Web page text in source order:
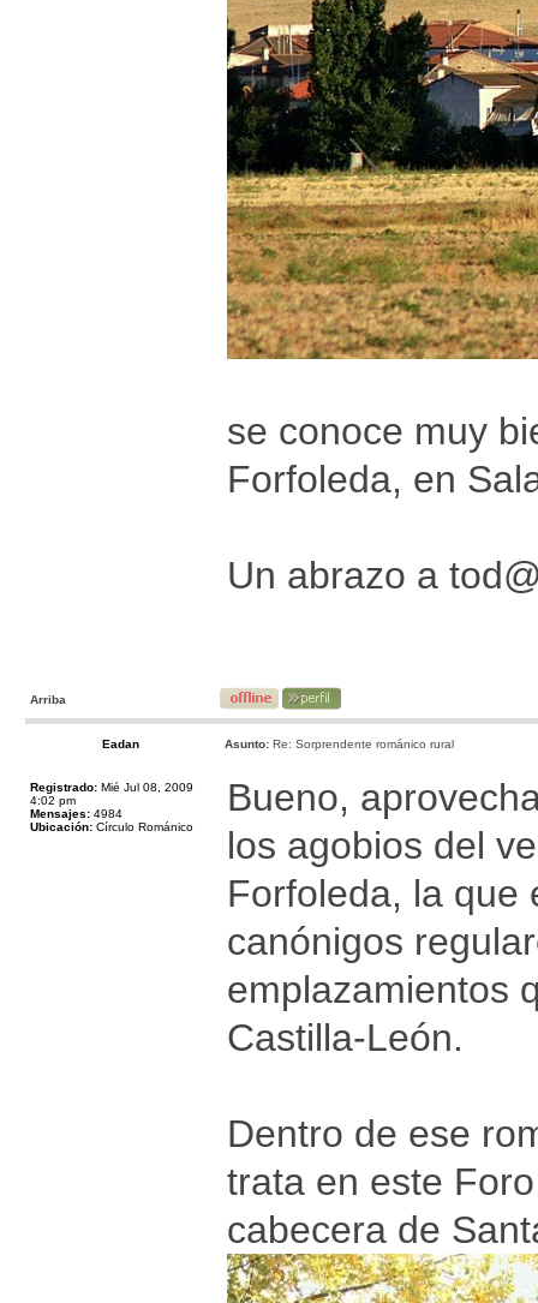
se conoce muy
Forfoleda, en
Un abrazo a
Arriba
Eadan Asunto: Re: Sorprendente románico rural
Registrado: Mié Jul 08, 2009
4:02 pm
Mensajes: 4984
Ubicación: Círculo Románico
Bueno,
los agobios del
Forfoleda, la que
canónigos
emplazamientos
Castilla-León.
Dentro de ese
trata en este
cabecera de